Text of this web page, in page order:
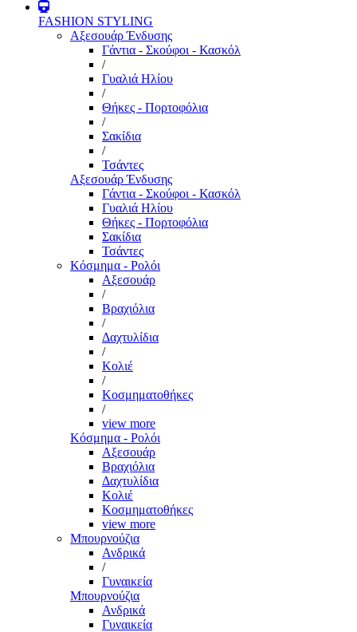
FASHION STYLING
Αξεσουάρ Ένδυσης
Γάντια - Σκούφοι - Κασκόλ
/
Γυαλιά Ηλίου
/
Θήκες - Πορτοφόλια
/
Σακίδια
/
Τσάντες
Αξεσουάρ Ένδυσης
Γάντια - Σκούφοι - Κασκόλ
Γυαλιά Ηλίου
Θήκες - Πορτοφόλια
Σακίδια
Τσάντες
Κόσμημα - Ρολόι
Αξεσουάρ
/
Βραχιόλια
/
Δαχτυλίδια
/
Κολιέ
/
Κοσμηματοθήκες
/
view more
Κόσμημα - Ρολόι
Αξεσουάρ
Βραχιόλια
Δαχτυλίδια
Κολιέ
Κοσμηματοθήκες
view more
Μπουρνούζια
Ανδρικά
/
Γυναικεία
Μπουρνούζια
Ανδρικά
Γυναικεία